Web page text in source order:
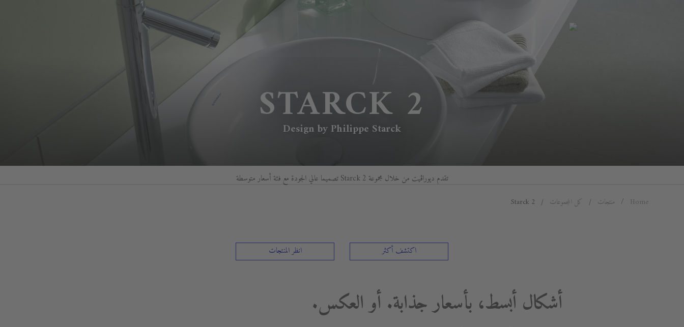
STARCK 2
Design by Philippe Starck
تقدم ديوراڨيت من خلال مجموعة Starck 2 تصميما عالي الجودة مع فئة أسعار متوسطة
Home منتجات كل المجموعات Starck 2
اكتشف أكثر انظر المنتجات
أشكال أبسط، بأسعار جذابة. أو العكس.